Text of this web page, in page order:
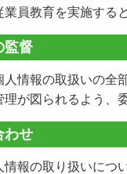
業員教育を実施する
監督
人情報の取扱いの全
理が図られるよう、
わせ
情報の取り扱いにつ